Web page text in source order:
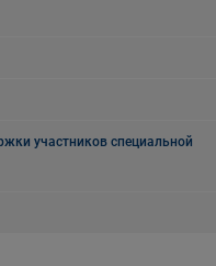
участников специальной